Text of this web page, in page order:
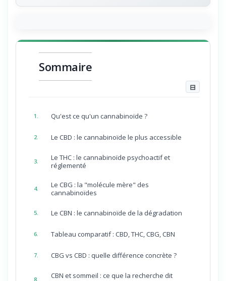
Sommaire
Le THC : le cannabinoïde psychoactif et
Le CBG : la "molécule mère" des